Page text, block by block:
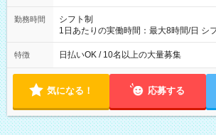
勤務時間
シフト制
1日あたりの実働時間：最大8時間/日 シ
12時～21時
特徴 日払いOK / 10名以上の大量募集
気になる！ 応募する